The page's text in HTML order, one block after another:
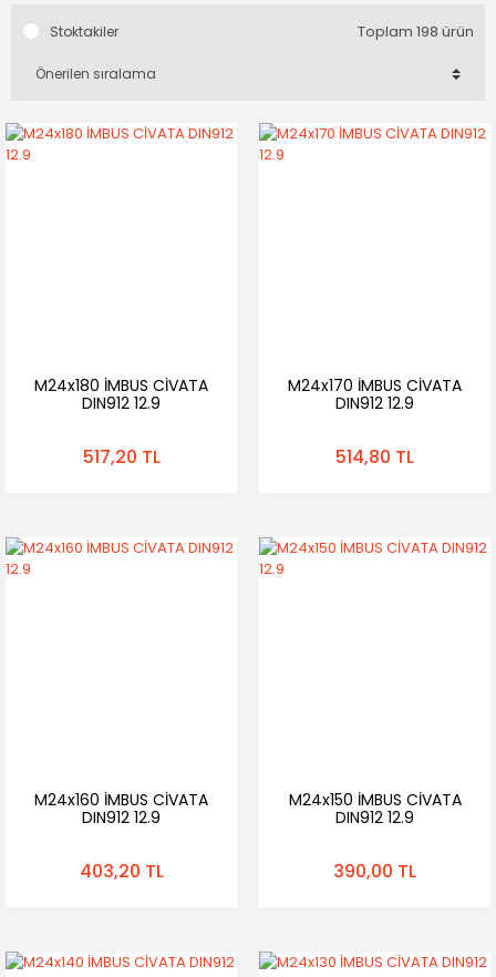
Stoktakiler Toplam 198 ürün
M24x180 İMBUS CİVATA
DIN912 12.9
517,20 TL
M24x170 İMBUS CİVATA
DIN912 12.9
514,80 TL
M24x160 İMBUS CİVATA
DIN912 12.9
403,20 TL
M24x150 İMBUS CİVATA
DIN912 12.9
390,00 TL